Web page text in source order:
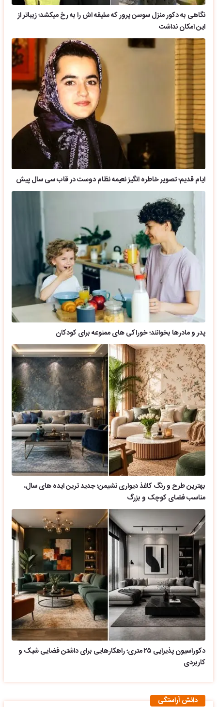
نگاهی به دکور منزل سوسن پرور که سلیقه اش را به رخ میکشد؛ زیباتر از
این امکان نداشت
ایام قدیم؛ تصویر خاطره انگیز نعیمه نظام دوست در قاب سی سال پیش
پدر و مادرها بخوانند؛ خوراکی های ممنوعه برای کودکان
بهترین طرح و رنگ کاغذ دیواری نشیمن؛ جدید ترین ایده های سال،
مناسب فضای کوچک و بزرگ
دکوراسیون پذیرایی ۲۵ متری؛ راهکارهایی برای داشتن فضایی شیک و
کاربردی
دانش آراستگی